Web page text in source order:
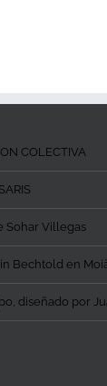
COLECTIVA
Sohar Villegas
Bechtold en
diseñado por